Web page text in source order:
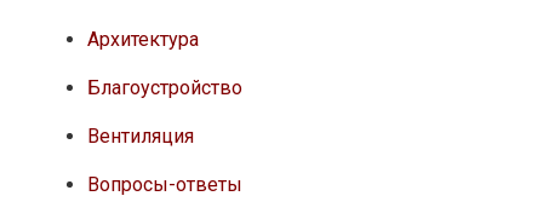
Архитектура
Благоустройство
Вентиляция
Вопросы-ответы